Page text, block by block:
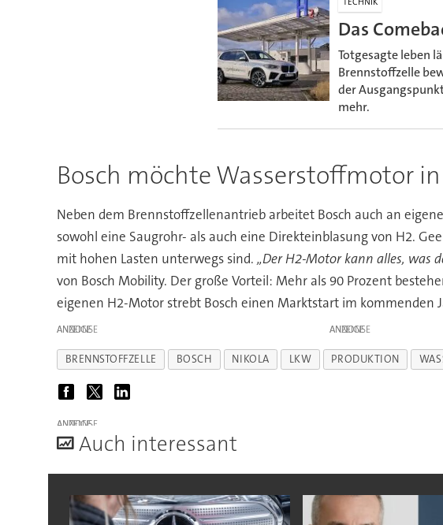
Das
Totgesagte leben
Brennstoffzelle
der
mehr.
Bosch möchte Wasserstoffmotor
Neben dem Brennstoffzellenantrieb arbeitet Bosch auch an
sowohl eine Saugrohr- als auch eine Direkteinblasung von H2.
mit hohen Lasten unterwegs sind. „Der H2-Motor kann alles, was
von Bosch Mobility. Der große Vorteil: Mehr als 90 Prozent
eigenen H2-Motor strebt Bosch einen Marktstart im kommenden
ANZEIGE ANZEIGE
BRENNSTOFFZELLE BOSCH NIKOLA LKW PRODUKTION
ANZEIGE
Auch interessant